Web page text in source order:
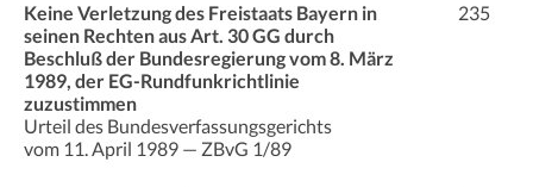
Keine Verletzung des Freistaats Bayern in
seinen Rechten aus Art. 30 GG durch
Beschluß der Bundesregierung vom 8. März
1989, der EG-Rundfunkrichtlinie
zuzustimmen
Urteil des Bundesverfassungsgerichts
vom 11. April 1989 — ZBvG 1/89
235